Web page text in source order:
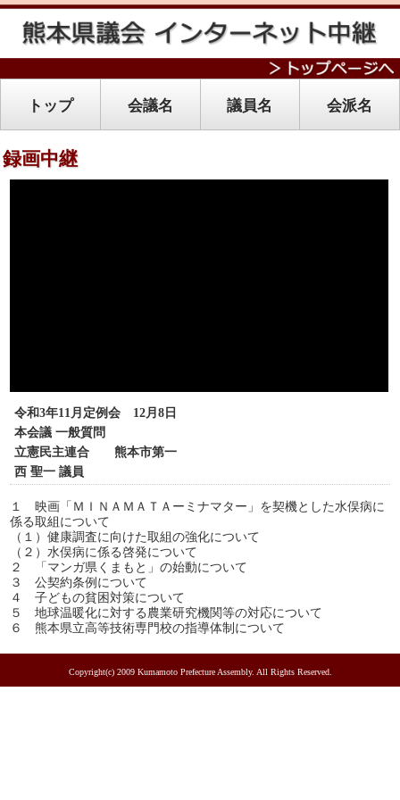
トップ 会議名 議員名 会派名
録画中継
令和3年11月定例会 12月8日
本会議 一般質問
立憲民主連合 熊本市第一
西 聖一 議員
１ 映画「ＭＩＮＡＭＡＴＡーミナマター」を契機とした水俣病に
係る取組について
（１）健康調査に向けた取組の強化について
（２）水俣病に係る啓発について
２ 「マンガ県くまもと」の始動について
３ 公契約条例について
４ 子どもの貧困対策について
５ 地球温暖化に対する農業研究機関等の対応について
６ 熊本県立高等技術専門校の指導体制について
Copyright(c) 2009 Kumamoto Prefecture Assembly. All Rights Reserved.